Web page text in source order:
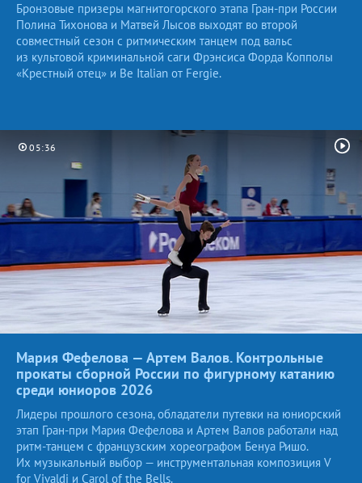
Бронзовые призеры магнитогорского этапа Гран-при России
Полина Тихонова и Матвей Лысов выходят во второй
совместный сезон с ритмическим танцем под вальс
из культовой криминальной саги Фрэнсиса Форда Копполы
«Крестный отец» и Be Italian от Fergie.
05:36
Мария Фефелова — Артем Валов. Контрольные
прокаты сборной России по фигурному катанию
среди юниоров 2026
Лидеры прошлого сезона, обладатели путевки на юниорский
этап Гран-при Мария Фефелова и Артем Валов работали над
ритм-танцем с французским хореографом Бенуа Ришо.
Их музыкальный выбор — инструментальная композиция V
for Vivaldi и Carol of the Bells.